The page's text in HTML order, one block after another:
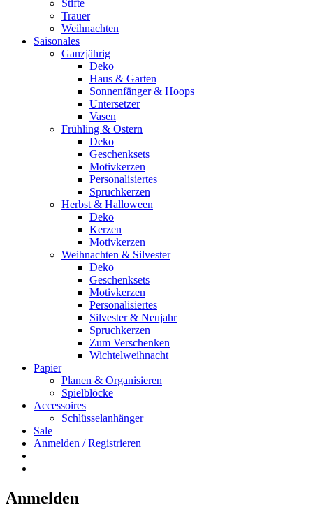
Stifte
Trauer
Weihnachten
Saisonales
Ganzjährig
Deko
Haus & Garten
Sonnenfänger & Hoops
Untersetzer
Vasen
Frühling & Ostern
Deko
Geschenksets
Motivkerzen
Personalisiertes
Spruchkerzen
Herbst & Halloween
Deko
Kerzen
Motivkerzen
Weihnachten & Silvester
Deko
Geschenksets
Motivkerzen
Personalisiertes
Silvester & Neujahr
Spruchkerzen
Zum Verschenken
Wichtelweihnacht
Papier
Planen & Organisieren
Spielblöcke
Accessoires
Schlüsselanhänger
Sale
Anmelden / Registrieren
Anmelden